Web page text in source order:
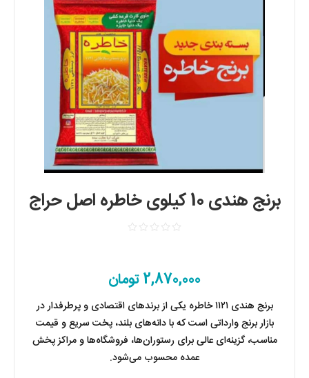
برنج هندی 10 کیلوی خاطره اصل حراج
2,870,000 تومان
برنج هندی ۱۱۲۱ خاطره یکی از برندهای اقتصادی و پرطرفدار در
بازار برنج وارداتی است که با دانه‌های بلند، پخت سریع و قیمت
مناسب، گزینه‌ای عالی برای رستوران‌ها، فروشگاه‌ها و مراکز پخش
عمده محسوب می‌شود.